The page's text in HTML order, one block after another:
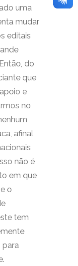
uma
mudar
editais
do
que
e
no
afinal
não é
em que
o
tem
para